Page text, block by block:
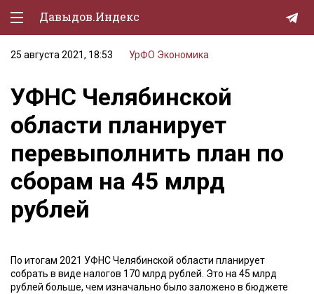
Давыдов.Индекс
Политическая жизнь
Экономика
Природа
Образование
Спорт
Культура
Мурзилка
25 августа 2021, 18:53 УрФО Экономика
УФНС Челябинской
области планирует
перевыполнить план по
сборам на 45 млрд
рублей
По итогам 2021 УФНС Челябинской области планирует
собрать в виде налогов 170 млрд рублей. Это на 45 млрд
рублей больше, чем изначально было заложено в бюджете